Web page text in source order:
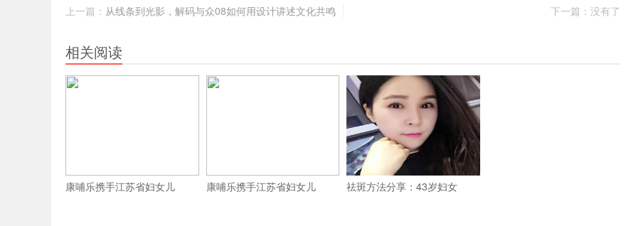
上一篇： 从线条到光影，解码与众08如何用设计讲述文化共鸣 下一篇：没有了
相关阅读
康哺乐携手江苏省妇女儿 康哺乐携手江苏省妇女儿 祛斑方法分享：43岁妇女